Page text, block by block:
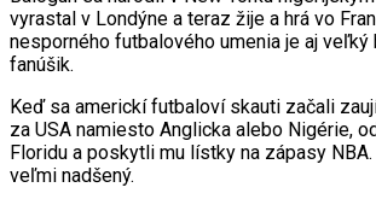
vyrastal v Londýne a teraz žije a hrá vo
nesporného futbalového umenia je aj
fanúšik.
Keď sa americkí futbaloví skauti začali
za USA namiesto Anglicka alebo Nigérie,
Floridu a poskytli mu lístky na zápasy
veľmi nadšený.